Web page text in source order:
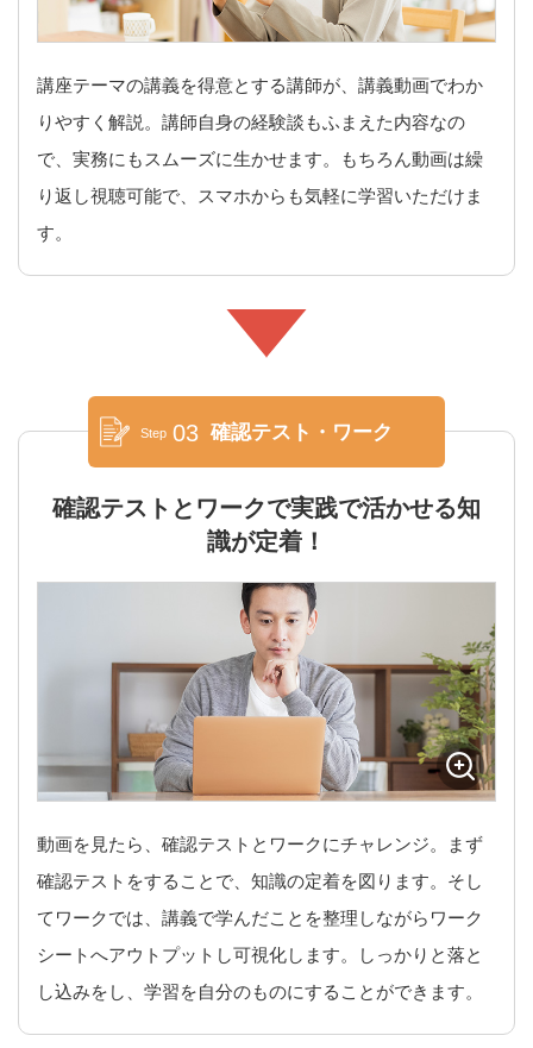
講座テーマの講義を得意とする講師が、講義動画でわか
りやすく解説。講師自身の経験談もふまえた内容なの
で、実務にもスムーズに生かせます。もちろん動画は繰
り返し視聴可能で、スマホからも気軽に学習いただけま
す。
Step 03 確認テスト・ワーク
確認テストとワークで実践で活かせる知
識が定着！
動画を見たら、確認テストとワークにチャレンジ。まず
確認テストをすることで、知識の定着を図ります。そし
てワークでは、講義で学んだことを整理しながらワーク
シートへアウトプットし可視化します。しっかりと落と
し込みをし、学習を自分のものにすることができます。